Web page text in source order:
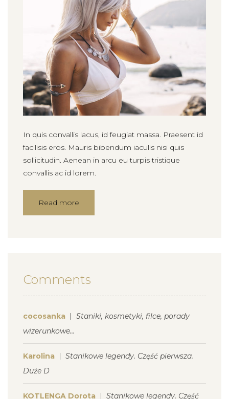
In quis convallis lacus, id feugiat massa. Praesent id
facilisis eros. Mauris bibendum iaculis nisi quis
sollicitudin. Aenean in arcu eu turpis tristique
convallis ac id lorem.
Read more
Comments
cocosanka
Staniki, kosmetyki, filce, porady
wizerunkowe…
Karolina
Stanikowe legendy. Część pierwsza.
Duże D
KOTLENGA Dorota Stanikowe legendy. Część